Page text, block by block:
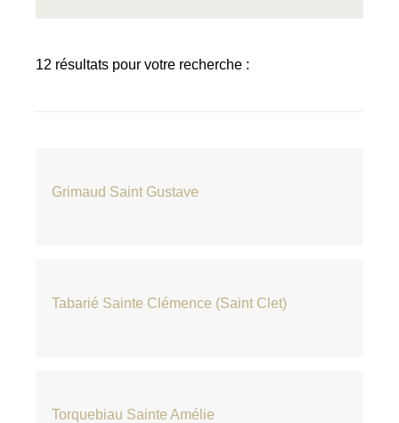
12 résultats pour votre recherche :
Grimaud Saint Gustave
Tabarié Sainte Clémence (Saint Clet)
Torquebiau Sainte Amélie